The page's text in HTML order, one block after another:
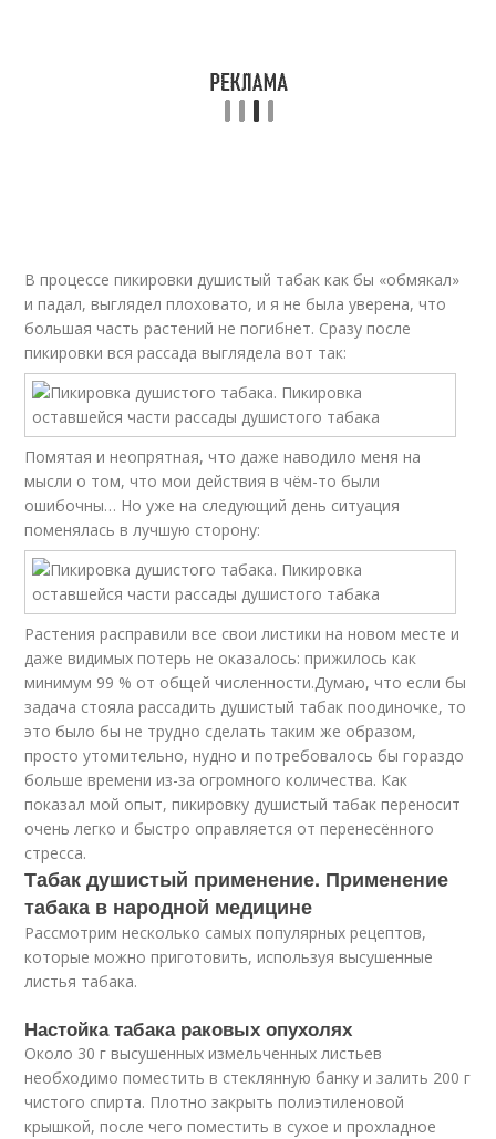
В процессе пикировки душистый табак как бы «обмякал»
и падал, выглядел плоховато, и я не была уверена, что
большая часть растений не погибнет. Сразу после
пикировки вся рассада выглядела вот так:
Помятая и неопрятная, что даже наводило меня на
мысли о том, что мои действия в чём-то были
ошибочны… Но уже на следующий день ситуация
поменялась в лучшую сторону:
Растения расправили все свои листики на новом месте и
даже видимых потерь не оказалось: прижилось как
минимум 99 % от общей численности.Думаю, что если бы
задача стояла рассадить душистый табак поодиночке, то
это было бы не трудно сделать таким же образом,
просто утомительно, нудно и потребовалось бы гораздо
больше времени из-за огромного количества. Как
показал мой опыт, пикировку душистый табак переносит
очень легко и быстро оправляется от перенесённого
стресса.
Табак душистый применение. Применение
табака в народной медицине
Рассмотрим несколько самых популярных рецептов,
которые можно приготовить, используя высушенные
листья табака.
Настойка табака раковых опухолях
Около 30 г высушенных измельченных листьев
необходимо поместить в стеклянную банку и залить 200 г
чистого спирта. Плотно закрыть полиэтиленовой
крышкой, после чего поместить в сухое и прохладное